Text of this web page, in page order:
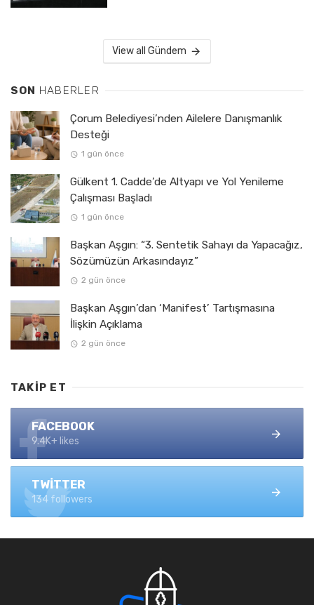
View all Gündem
SON HABERLER
Çorum Belediyesi’nden Ailelere Danışmanlık
Desteği
1 gün önce
Gülkent 1. Cadde’de Altyapı ve Yol Yenileme
Çalışması Başladı
1 gün önce
Başkan Aşgın: “3. Sentetik Sahayı da Yapacağız,
Sözümüzün Arkasındayız”
2 gün önce
Başkan Aşgın’dan ‘Manifest’ Tartışmasına
İlişkin Açıklama
2 gün önce
TAKIP ET
FACEBOOK
9.4K+ likes
TWITTER
134 followers